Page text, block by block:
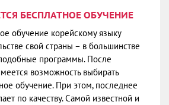
БЕСПЛАТНОЕ ОБУЧЕНИЕ
обучение корейскому языку
свой страны – в большинстве
программы. После
возможность выбирать
обучение. При этом, последнее
по качеству. Самой известной и